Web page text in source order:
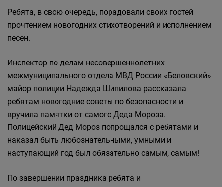
Ребята, в свою очередь, порадовали своих гостей
прочтением новогодних стихотворений и исполнением
песен.
Инспектор по делам несовершеннолетних
межмуниципального отдела МВД России «Беловский»
майор полиции Надежда Шипилова рассказала
ребятам новогодние советы по безопасности и
вручила памятки от самого Деда Мороза.
Полицейский Дед Мороз попрощался с ребятами и
наказал быть любознательными, умными и
наступающий год был обязательно самым, самым!
По завершении праздника ребята и